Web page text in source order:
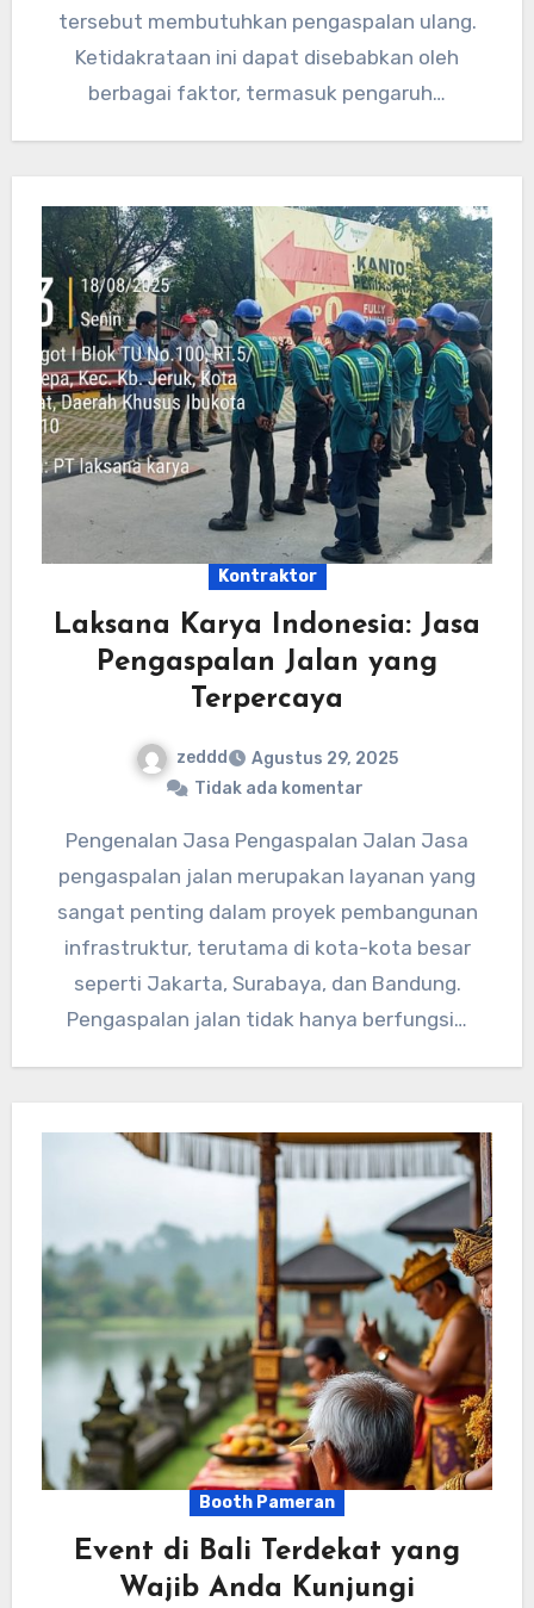
tersebut membutuhkan pengaspalan ulang.
Ketidakrataan ini dapat disebabkan oleh
berbagai faktor, termasuk pengaruh…
Kontraktor
Laksana Karya Indonesia: Jasa
Pengaspalan Jalan yang
Terpercaya
zeddd
Agustus 29, 2025
Tidak ada komentar
Pengenalan Jasa Pengaspalan Jalan Jasa
pengaspalan jalan merupakan layanan yang
sangat penting dalam proyek pembangunan
infrastruktur, terutama di kota-kota besar
seperti Jakarta, Surabaya, dan Bandung.
Pengaspalan jalan tidak hanya berfungsi…
Booth Pameran
Event di Bali Terdekat yang
Wajib Anda Kunjungi